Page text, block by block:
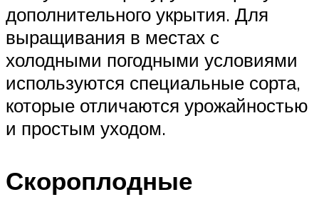
дополнительного укрытия. Для
выращивания в местах с
холодными погодными условиями
используются специальные сорта,
которые отличаются урожайностью
и простым уходом.
Скороплодные